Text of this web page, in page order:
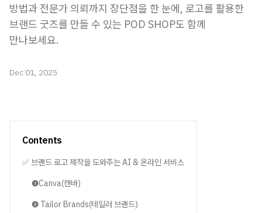
방법과 전문가 의뢰까지 장단점을 한 눈에, 로고를 활용한
브랜드 굿즈를 만들 수 있는 POD SHOP도 함께
만나보세요.
Dec 01, 2025
Contents
✅ 브랜드 로고 제작을 도와주는 AI & 온라인 서비스
❶Canva(캔바)
❷ Tailor Brands(테일러 브랜드)